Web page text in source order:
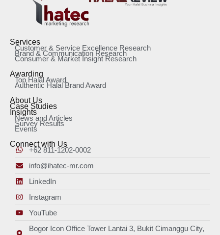
Services
Customer & Service Excellence Research
Brand & Communication Research
Consumer & Market Insight Research
Awarding
Top Halal Award
Authentic Halal Brand Award
About Us
Case Studies
Insights
News and Articles
Survey Results
Events
Connect with Us
+62 811-1202-0002
info@ihatec-mr.com
LinkedIn
Instagram
YouTube
Bogor Icon Office Tower Lantai 3, Bukit Cimanggu City,